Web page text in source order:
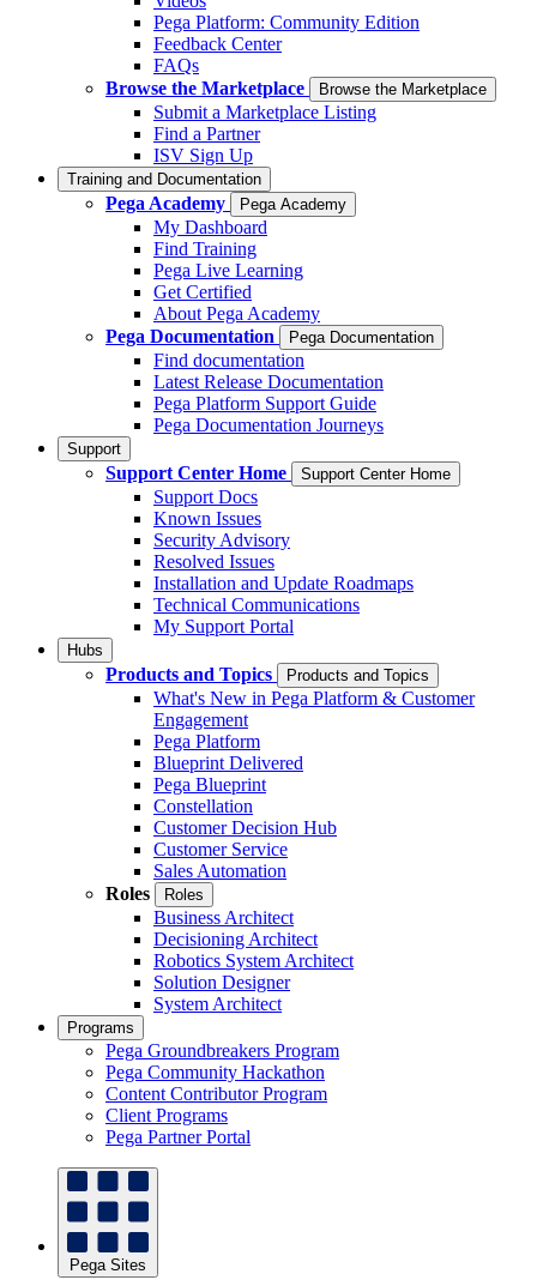
Pega Platform: Community Edition
Feedback Center
FAQs
Browse the Marketplace
Browse the Marketplace
Submit a Marketplace Listing
Find a Partner
ISV Sign Up
Training and Documentation
Pega Academy Pega Academy
My Dashboard
Find Training
Pega Live Learning
Get Certified
About Pega Academy
Pega Documentation
Pega Documentation
Find documentation
Latest Release Documentation
Pega Platform Support Guide
Pega Documentation Journeys
Support
Support Center Home Support Center Home
Support Docs
Known Issues
Security Advisory
Resolved Issues
Installation and Update Roadmaps
Technical Communications
My Support Portal
Hubs
Products and Topics Products and Topics
What's New in Pega Platform & Customer
Engagement
Pega Platform
Blueprint Delivered
Pega Blueprint
Constellation
Customer Decision Hub
Customer Service
Sales Automation
Roles
Roles
Business Architect
Decisioning Architect
Robotics System Architect
Solution Designer
System Architect
Programs
Pega Groundbreakers Program
Pega Community Hackathon
Content Contributor Program
Client Programs
Pega Partner Portal
Pega Sites